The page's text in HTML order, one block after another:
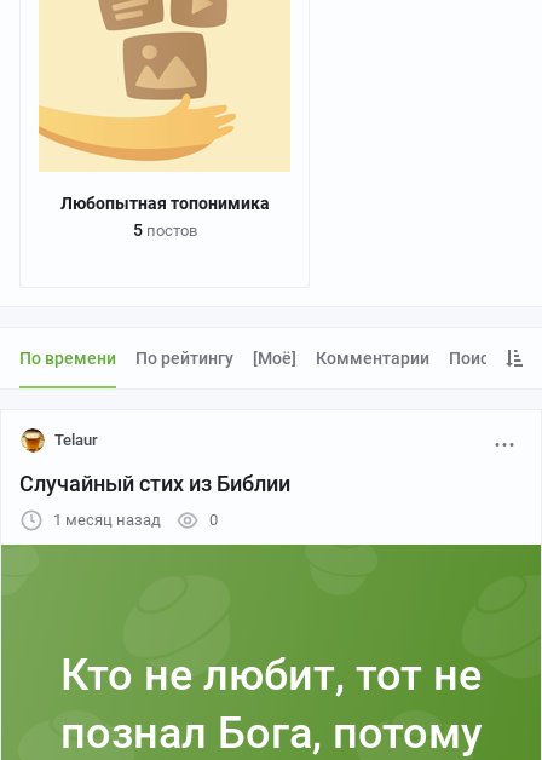
Любопытная топонимика
5постов
По времени По рейтингу [моё] Комментарии Поиск
Telaur
Случайный стих из Библии
1 месяц назад 0
Кто не любит, тот не
познал Бога, потому